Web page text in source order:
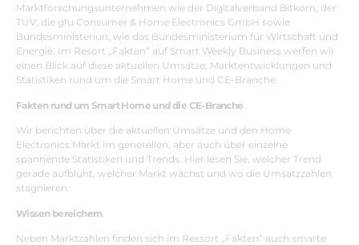
Marktforschungsunternehmen wie der Digitalverband Bitkom, der
TÜV, die gfu Consumer & Home Electronics GmbH sowie
Bundesministeriun, wie das Bundesministerium für Wirtschaft und
Energie. Im Resort „Fakten“ auf Smart Weekly Business werfen wir
einen Blick auf diese aktuellen Umsätze, Marktentwicklungen und
Statistiken rund um die Smart Home und CE-Branche.
Fakten rund um Smart Home und die CE-Branche
Wir berichten über die aktuellen Umsätze und den Home
Electronics Markt im generellen, aber auch über einzelne
spannende Statistiken und Trends. Hier lesen Sie, welcher Trend
gerade aufblüht, welcher Markt wächst und wo die Umsatzzahlen
stagnieren.
Wissen bereichern
Neben Marktzahlen finden sich im Ressort „Fakten“ auch smarte